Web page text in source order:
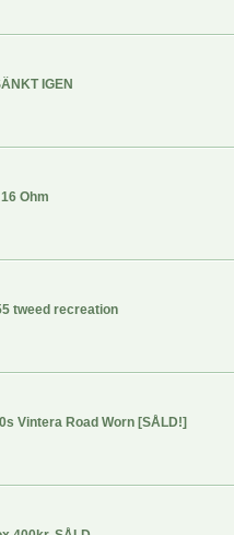
IGEN
Ohm
tweed recreation
Vintera Road Worn [SÅLD!]